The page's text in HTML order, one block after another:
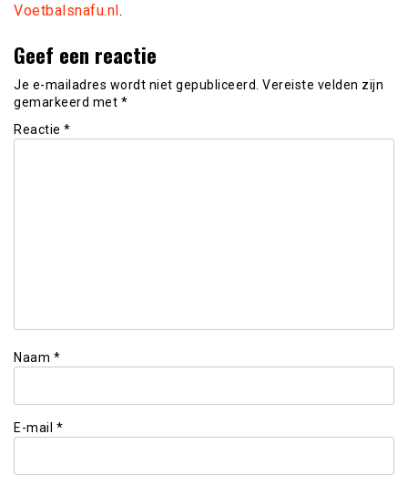
Voetbalsnafu.nl.
Geef een reactie
Je e-mailadres wordt niet gepubliceerd. Vereiste velden zijn
gemarkeerd met *
Reactie *
Naam *
E-mail *